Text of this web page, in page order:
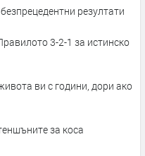
резултати
3-2-1 за истинско
ви с години, дори ако
за коса